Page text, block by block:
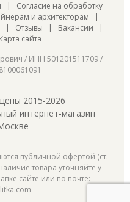
| Согласие на обработку
и архитекторам |
| Отзывы | Вакансии |
Карта сайта
/ ИНН 501201511709 /
2015-2026
интернет-магазин
публичной офертой (ст.
товара уточняйте у
сайте или по почте: